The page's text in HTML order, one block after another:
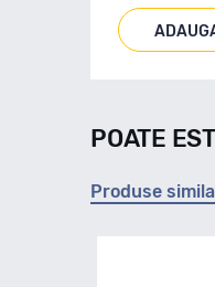
POATE
Produse